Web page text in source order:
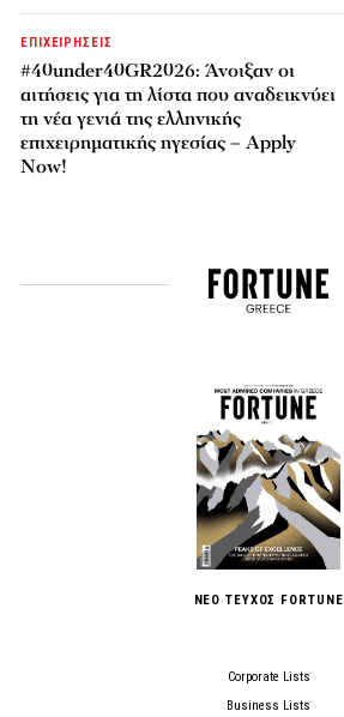
ΕΠΙΧΕΙΡΗΣΕΙΣ
#40under40GR2026: Άνοιξαν οι
αιτήσεις για τη λίστα που αναδεικνύει
τη νέα γενιά της ελληνικής
επιχειρηματικής ηγεσίας – Apply
Now!
ΝΕΟ ΤΕΥΧΟΣ FORTUNE
Corporate Lists
Business Lists